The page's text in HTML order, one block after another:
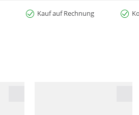
Kauf auf Rechnung